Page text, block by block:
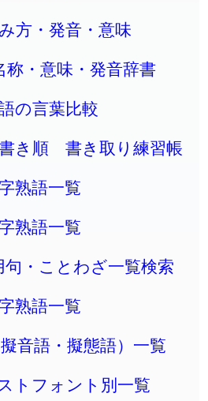
方・発音・意味
称・意味・発音辞書
の言葉比較
き順 書き取り練習帳
熟語一覧
熟語一覧
句・ことわざ一覧検索
熟語一覧
音語・擬態語）一覧
トフォント別一覧